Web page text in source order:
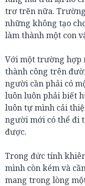
trơ trẽn nữa.
những không tạo
làm thành một con
Với một trường hợp
thành công trên
người cần phải có
luôn luôn phải biết
luôn tự mình cải
người mới có thể đi
được.
Trong đức tính
mình còn kém và
mang trong lòng